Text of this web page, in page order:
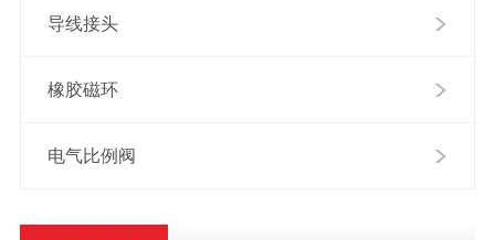
导线接头
橡胶磁环
电气比例阀